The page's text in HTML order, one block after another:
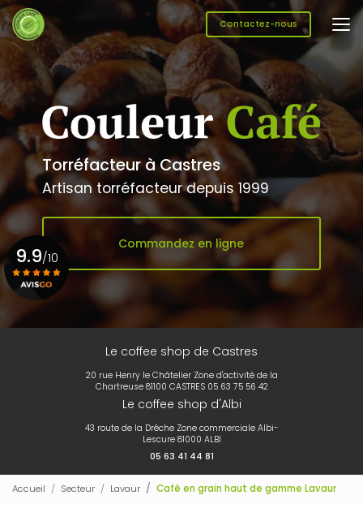
Aller
au
contenu
principal
Contactez-nous
Torréfacteur à Castres
Artisan torréfacteur depuis 1999
Commandez en ligne
Le coffee shop de Castres
20 rue Henry le Châtelier Zone d'activité de la
Chartreuse 81100 CASTRES 05 63 75 56 42
Le coffee shop d'Albi
43 route de la Drêche Zone commerciale Albi-
Lescure 81000 ALBI
05 63 41 44 81
9.9/10
Accueil Secteur Lavaur Café en grain haut de gamme Lavaur